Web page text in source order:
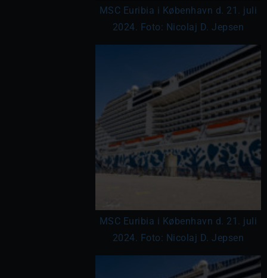
MSC Euribia i København d. 21. juli
2024. Foto: Nicolaj D. Jepsen
MSC Euribia i København d. 21. juli
2024. Foto: Nicolaj D. Jepsen